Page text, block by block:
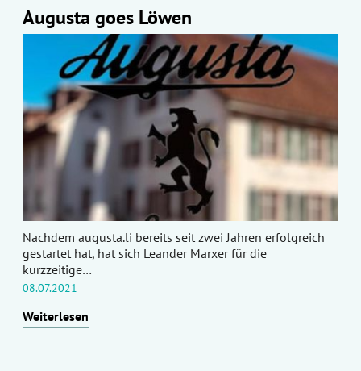
Augusta goes Löwen
Nachdem augusta.li bereits seit zwei Jahren erfolgreich
gestartet hat, hat sich Leander Marxer für die
kurzzeitige…
08.07.2021
Weiterlesen